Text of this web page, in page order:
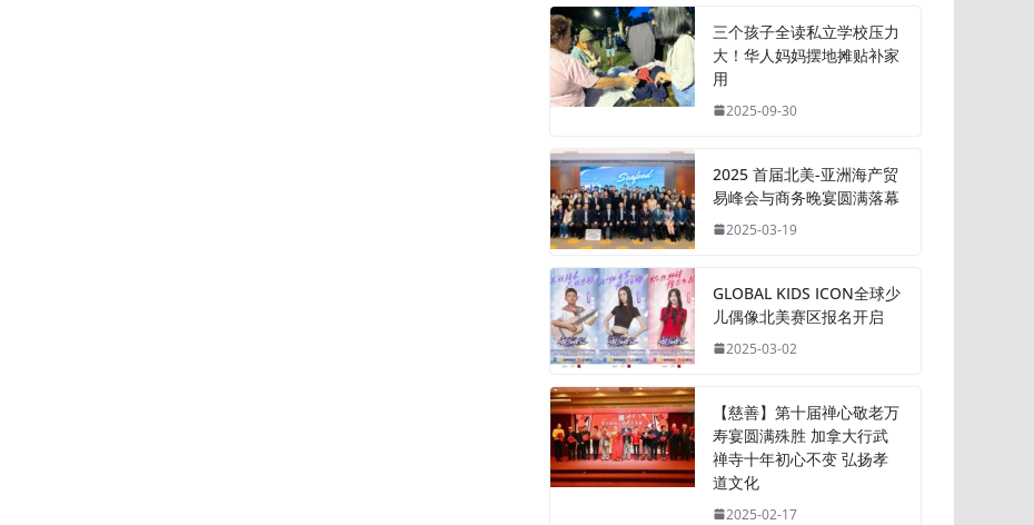
三个孩子全读私立学校压力
大！华人妈妈摆地摊贴补家
用
2025-09-30
2025 首届北美-亚洲海产贸
易峰会与商务晚宴圆满落幕
2025-03-19
GLOBAL KIDS ICON全球少
儿偶像北美赛区报名开启
2025-03-02
【慈善】第十届禅心敬老万
寿宴圆满殊胜 加拿大行武
禅寺十年初心不变 弘扬孝
道文化
2025-02-17